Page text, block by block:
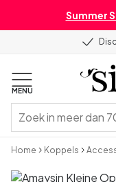
Summer
MENU
Home Koppels